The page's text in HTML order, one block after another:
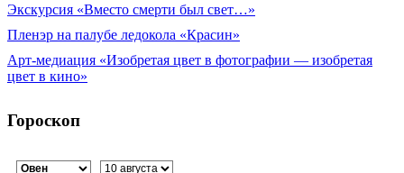
Экскурсия «Вместо смерти был свет…»
Пленэр на палубе ледокола «Красин»
Арт-медиация «Изобретая цвет в фотографии — изобретая
цвет в кино»
Гороскоп